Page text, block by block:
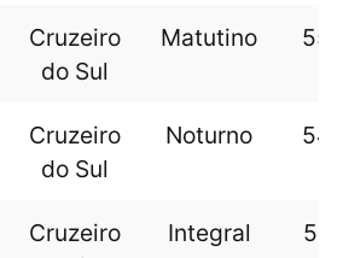
Cruzeiro
do Sul
Matutino
Cruzeiro
do Sul
Noturno
Cruzeiro
Integral